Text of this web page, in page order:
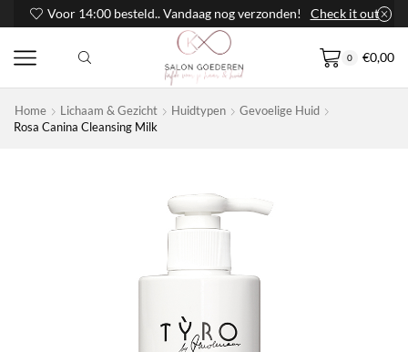
Voor 14:00 besteld.. Vandaag nog verzonden! Check it out
0 €0,00
Home Lichaam & Gezicht Huidtypen
Gevoelige Huid
Rosa Canina Cleansing Milk